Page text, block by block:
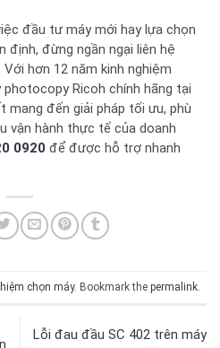
đầu tư máy mới hay lựa chọn
định, đừng ngần ngại liên hệ
hơn 12 năm kinh nghiệm
Ricoh chính hãng tại
mang đến giải pháp tối ưu, phù
vận hành thực tế của doanh
0920 để được hỗ trợ nhanh
chọn máy. Bookmark the permalink.
Lỗi đau đầu SC 402 trên máy